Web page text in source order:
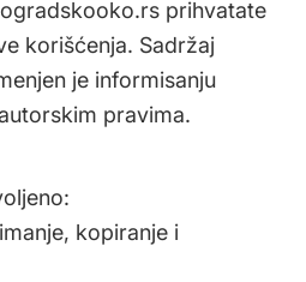
prihvatate
korišćenja. Sadržaj
je informisanju
pravima.
kopiranje i